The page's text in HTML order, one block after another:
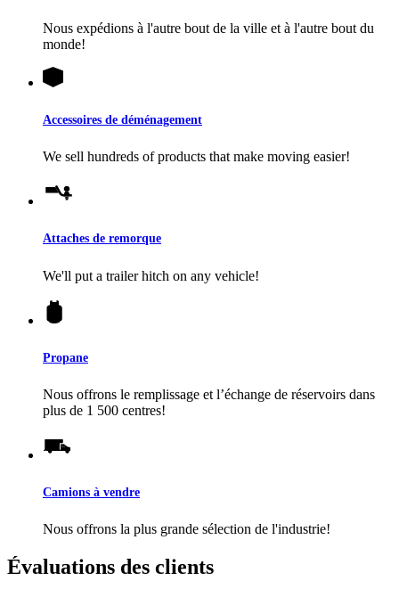
Nous expédions à l'autre bout de la ville et à l'autre bout du
monde!
Accessoires de déménagement
We sell hundreds of products that make moving easier!
Attaches de remorque
We'll put a trailer hitch on any vehicle!
Propane
Nous offrons le remplissage et l’échange de réservoirs dans
plus de 1 500 centres!
Camions à vendre
Nous offrons la plus grande sélection de l'industrie!
Évaluations des clients